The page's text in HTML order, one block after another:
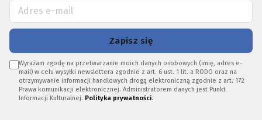
Zapisz się
Wyrażam zgodę na przetwarzanie moich danych osobowych (imię, adres e-
mail) w celu wysyłki newslettera zgodnie z art. 6 ust. 1 lit. a RODO oraz na
otrzymywanie informacji handlowych drogą elektroniczną zgodnie z art. 172
Prawa komunikacji elektronicznej. Administratorem danych jest Punkt
Informacji Kulturalnej. Polityka prywatności.